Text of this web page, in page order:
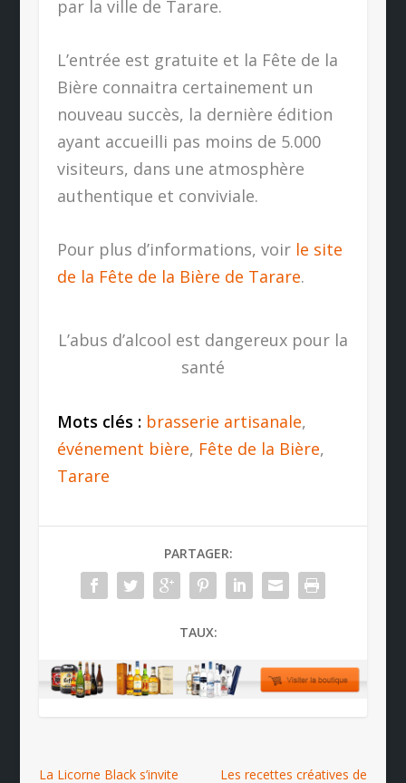
par la ville de Tarare.
L’entrée est gratuite et la Fête de la
Bière connaitra certainement un
nouveau succès, la dernière édition
ayant accueilli pas moins de 5.000
visiteurs, dans une atmosphère
authentique et conviviale.
Pour plus d’informations, voir le site
de la Fête de la Bière de Tarare.
L’abus d’alcool est dangereux pour la
santé
Mots clés : brasserie artisanale,
événement bière, Fête de la Bière,
Tarare
PARTAGER:
TAUX:
La Licorne Black s’invite
Les recettes créatives de